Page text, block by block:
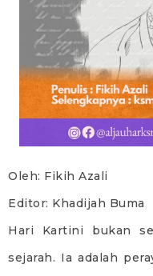
Oleh: Fikih Azali
Editor: Khadijah Buma
Hari Kartini bukan
sejarah. Ia adalah